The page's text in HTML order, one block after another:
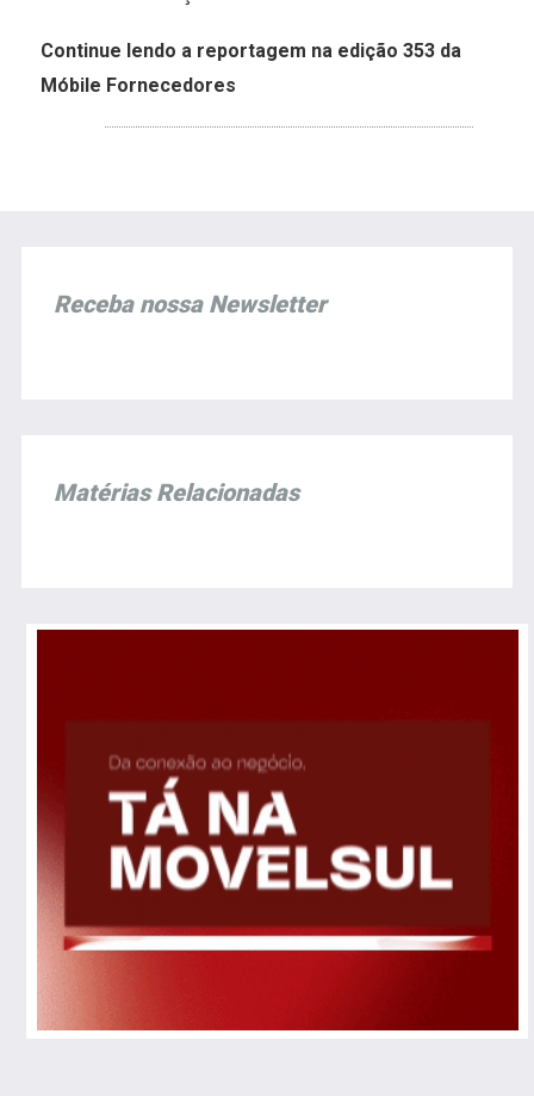
Continue lendo a reportagem na edição 353 da
Móbile Fornecedores
Receba nossa Newsletter
Matérias Relacionadas